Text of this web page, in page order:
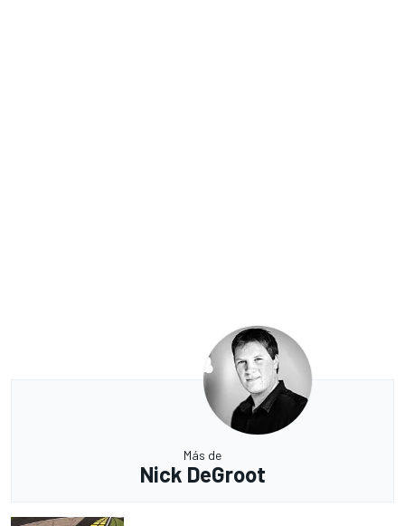
Más de
Nick DeGroot